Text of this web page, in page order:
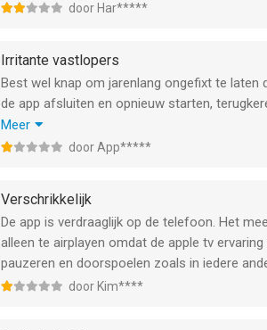
door Har*****
Irritante vastlopers
Best wel knap om jarenlang ongefixt te
de app afsluiten en opnieuw starten,
voordat hij vastliep.
PS: svp geen developer reactie dat het aan
het starten.
Kan nog steeds niet onthouden waar ik ben
Casten is een loterij: de ene opname wel, bij
Meer
door App*****
Verschrikkelijk
De app is verdraaglijk op de telefoon. Het
alleen te airplayen omdat de apple tv
pauzeren en doorspoelen zoals in iedere
door Kim****